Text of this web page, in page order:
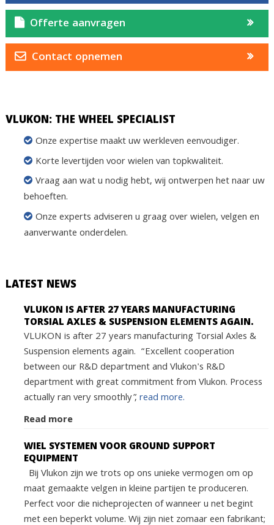
Offerte aanvragen
Contact opnemen
VLUKON: THE WHEEL SPECIALIST
Onze expertise maakt uw werkleven eenvoudiger.
Korte levertijden voor wielen van topkwaliteit.
Vraag aan wat u nodig hebt, wij ontwerpen het naar uw
behoeften.
Onze experts adviseren u graag over wielen, velgen en
aanverwante onderdelen.
LATEST NEWS
VLUKON IS AFTER 27 YEARS MANUFACTURING
TORSIAL AXLES & SUSPENSION ELEMENTS AGAIN.
VLUKON is after 27 years manufacturing Torsial Axles &
Suspension elements again. “Excellent cooperation
between our R&D department and Vlukon's R&D
department with great commitment from Vlukon. Process
actually ran very smoothly”,read more.
Read more
WIEL SYSTEMEN VOOR GROUND SUPPORT
EQUIPMENT
Bij Vlukon zijn we trots op ons unieke vermogen om op
maat gemaakte velgen in kleine partijen te produceren.
Perfect voor die nicheprojecten of wanneer u net begint
met een beperkt volume. Wij zijn niet zomaar een fabrikant;